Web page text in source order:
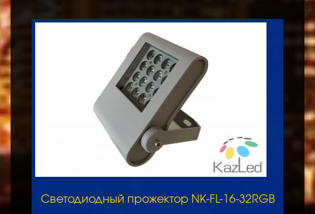
Светодиодный прожектор NK-FL-16-32RGB